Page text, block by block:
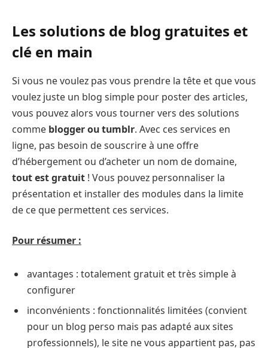
Les solutions de blog gratuites et
clé en main
Si vous ne voulez pas vous prendre la tête et que vous
voulez juste un blog simple pour poster des articles,
vous pouvez alors vous tourner vers des solutions
comme blogger ou tumblr. Avec ces services en
ligne, pas besoin de souscrire à une offre
d’hébergement ou d’acheter un nom de domaine,
tout est gratuit ! Vous pouvez personnaliser la
présentation et installer des modules dans la limite
de ce que permettent ces services.
Pour résumer :
avantages : totalement gratuit et très simple à
configurer
inconvénients : fonctionnalités limitées (convient
pour un blog perso mais pas adapté aux sites
professionnels), le site ne vous appartient pas, pas